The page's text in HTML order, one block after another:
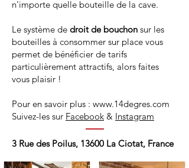
n'importe quelle bouteille de la cave.
Le système de droit de bouchon sur les
bouteilles à consommer sur place vous
permet de bénéficier de tarifs
particulièrement attractifs, alors faites
vous plaisir !
Pour en savoir plus : www.14degres.com
Suivez-les sur Facebook & Instagram
3 Rue des Poilus, 13600 La Ciotat, France